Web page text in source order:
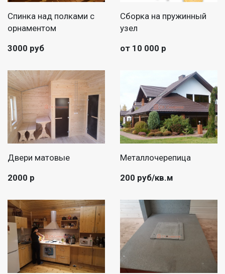
Спинка над полками с
орнаментом
3000 руб
Сборка на пружинный
узел
от 10 000 р
Двери матовые
2000 р
Металлочерепица
200 руб/кв.м